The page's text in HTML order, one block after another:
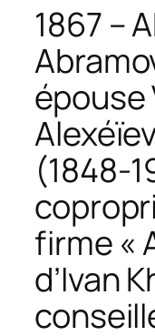
1867 –
épouse
(1848-
firme «
d’Ivan